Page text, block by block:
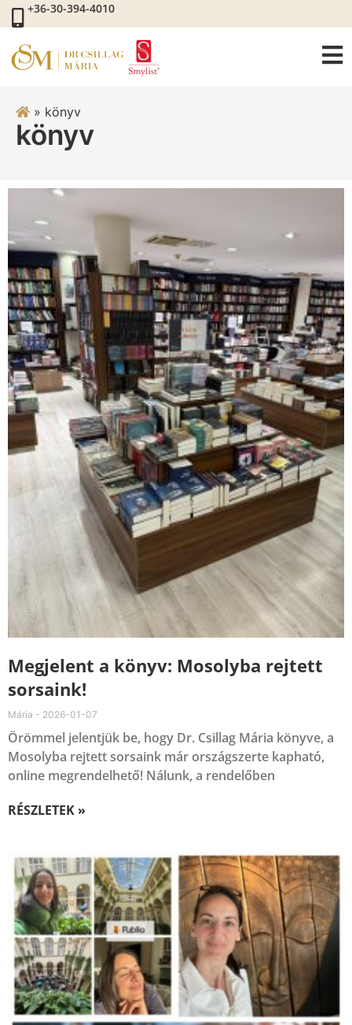
+36-30-394-4010
» könyv
könyv
Megjelent a könyv: Mosolyba rejtett
sorsaink!
Mária 2026-01-07
Örömmel jelentjük be, hogy Dr. Csillag Mária könyve, a
Mosolyba rejtett sorsaink már országszerte kapható,
online megrendelhető! Nálunk, a rendelőben
RÉSZLETEK »